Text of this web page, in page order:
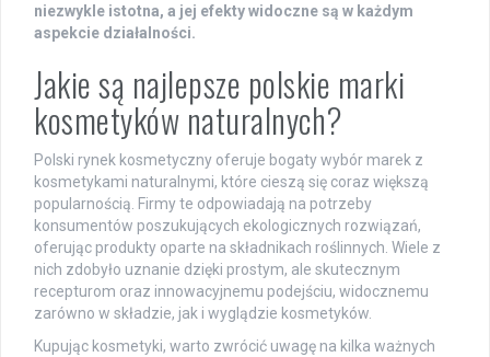
niezwykle istotna, a jej efekty widoczne są w każdym
aspekcie działalności.
Jakie są najlepsze polskie marki
kosmetyków naturalnych?
Polski rynek kosmetyczny oferuje bogaty wybór marek z
kosmetykami naturalnymi, które cieszą się coraz większą
popularnością. Firmy te odpowiadają na potrzeby
konsumentów poszukujących ekologicznych rozwiązań,
oferując produkty oparte na składnikach roślinnych. Wiele z
nich zdobyło uznanie dzięki prostym, ale skutecznym
recepturom oraz innowacyjnemu podejściu, widocznemu
zarówno w składzie, jak i wyglądzie kosmetyków.
Kupując kosmetyki, warto zwrócić uwagę na kilka ważnych